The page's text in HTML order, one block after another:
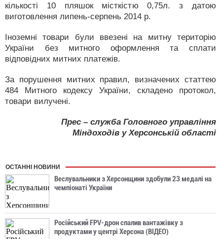
кількості 10 пляшок місткістю 0,75л. з датою
виготовлення липень-серпень 2014 р.
Іноземні товари були ввезені на митну територію
України без митного оформлення та сплати
відповідних митних платежів.
За порушення митних правил, визначених статтею
484 Митного кодексу України, складено протокол,
товари вилучені.
Прес – служба Головного управління
Міндоходів у Херсонській області
ОСТАННІ НОВИНИ
Веслувальники з Херсонщини здобули 23 медалі на
чемпіонаті України
Російський FPV-дрон спалив вантажівку з
продуктами у центрі Херсона (ВІДЕО)